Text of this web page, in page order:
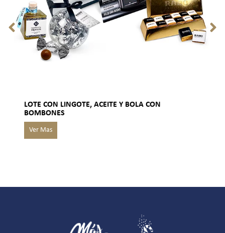
LOTE CON LINGOTE, ACEITE Y BOLA CON
BOMBONES